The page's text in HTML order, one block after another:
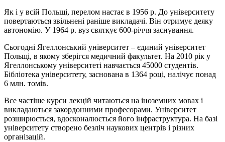
Як і у всій Польщі, перелом настає в 1956 р. До університету
повертаються звільнені раніше викладачі. Він отримує деяку
автономію. У 1964 р. вуз святкує 600-річчя заснування.
Сьогодні Ягеллонський університет – єдиний університет
Польщі, в якому зберігся медичний факультет. На 2010 рік у
Ягеллонському університеті навчається 45000 студентів.
Бібліотека університету, заснована в 1364 році, налічує понад
6 млн. томів.
Все частіше курси лекцій читаються на іноземних мовах і
викладаються закордонними професорами. Університет
розширюється, вдосконалюється його інфраструктура. На базі
університету створено безліч наукових центрів і різних
організацій.